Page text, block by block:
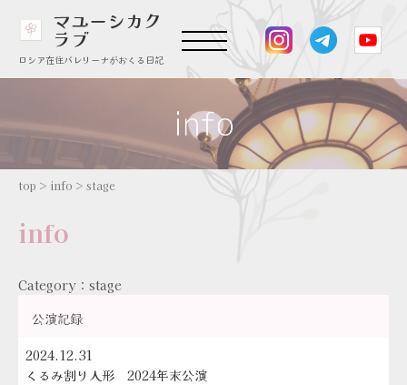
マユーシカク
ラブ
ロシア在住バレリーナがおくる日記
top > info > stage
info
Category：stage
公演記録
2024.12.31
くるみ割り人形 2024年末公演